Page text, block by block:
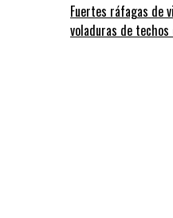
Fuertes ráfagas de
voladuras de